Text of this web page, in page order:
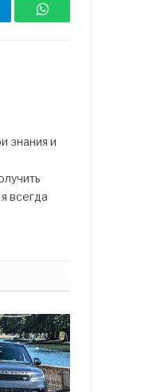
WhatsApp
знания и
всегда